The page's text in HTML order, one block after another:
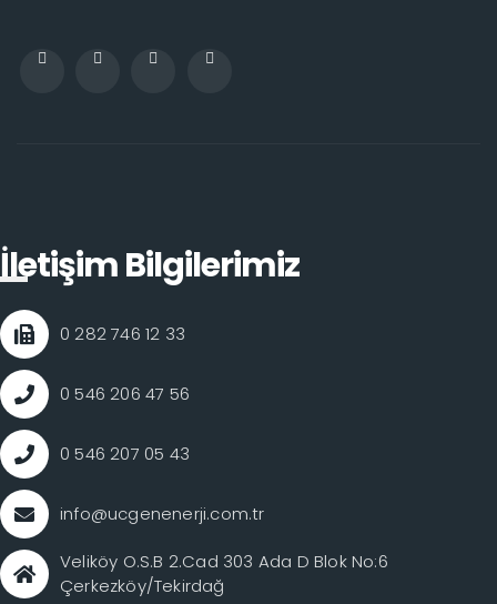
İletişim Bilgilerimiz
0 282 746 12 33
0 546 206 47 56
0 546 207 05 43
info@ucgenenerji.com.tr
Veliköy O.S.B 2.Cad 303 Ada D Blok No:6
Çerkezköy/Tekirdağ